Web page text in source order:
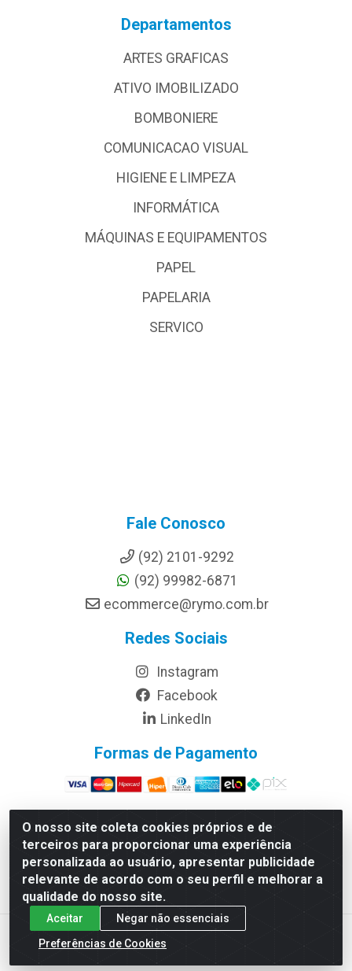
O nosso site coleta cookies próprios e de
terceiros para proporcionar uma experiência
personalizada ao usuário, apresentar publicidade
relevante de acordo com o seu perfil e melhorar a
qualidade do nosso site.
Aceitar
Negar não essenciais
Preferências de Cookies
Departamentos
ARTES GRAFICAS
ATIVO IMOBILIZADO
BOMBONIERE
COMUNICACAO VISUAL
HIGIENE E LIMPEZA
INFORMÁTICA
MÁQUINAS E EQUIPAMENTOS
PAPEL
PAPELARIA
SERVICO
Fale Conosco
(92) 2101-9292
(92) 99982-6871
ecommerce@rymo.com.br
Redes Sociais
Instagram
Facebook
LinkedIn
Formas de Pagamento
Rymo Imagem e Produtos Gráficos da Amazonia LTDA -
Av. Ajuricaba, 379 - Cachoeirinha, Manaus/AM - CEP
69065-110 - CNPJ 14.220.230.0001-70